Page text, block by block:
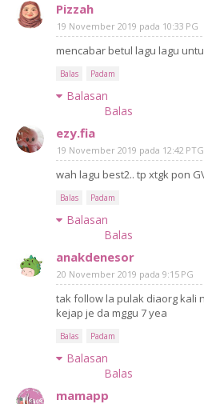
Pizzah
19 November 2019 pada 10:33 PG
mencabar betul lagu lagu
Balas Padam
Balasan
Balas
ezy.fia
19 November 2019 pada 12:42 PTG
wah lagu best2.. tp xtgk pon
Balas Padam
Balasan
Balas
anakdenesor
20 November 2019 pada 9:15 PG
tak follow la pulak diaorg kali
kejap je da mggu 7 yea
Balas Padam
Balasan
Balas
mamapp